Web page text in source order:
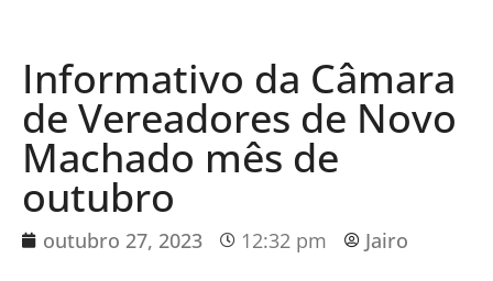
Informativo da Câmara
de Vereadores de Novo
Machado mês de
outubro
outubro 27, 2023 12:32 pm Jairo